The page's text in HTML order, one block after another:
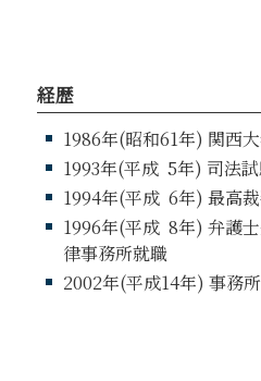
経歴
1986年(昭和61年) 関西
1993年(平成 5年) 司法
1994年(平成 6年) 最高
1996年(平成 8年) 弁護
律事務所就職
2002年(平成14年) 事務